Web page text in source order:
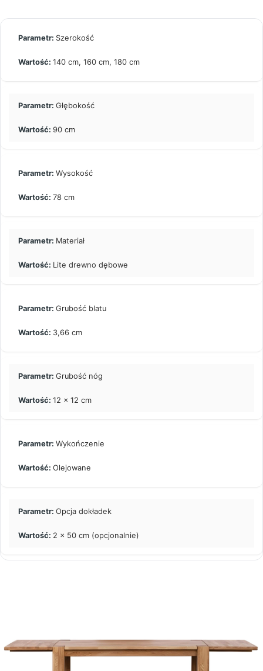
Szerokość
140 cm, 160 cm, 180 cm
Głębokość
90 cm
Wysokość
78 cm
Materiał
Lite drewno dębowe
Grubość blatu
3,66 cm
Grubość nóg
12 x 12 cm
Wykończenie
Olejowane
Opcja dokładek
2 x 50 cm (opcjonalnie)